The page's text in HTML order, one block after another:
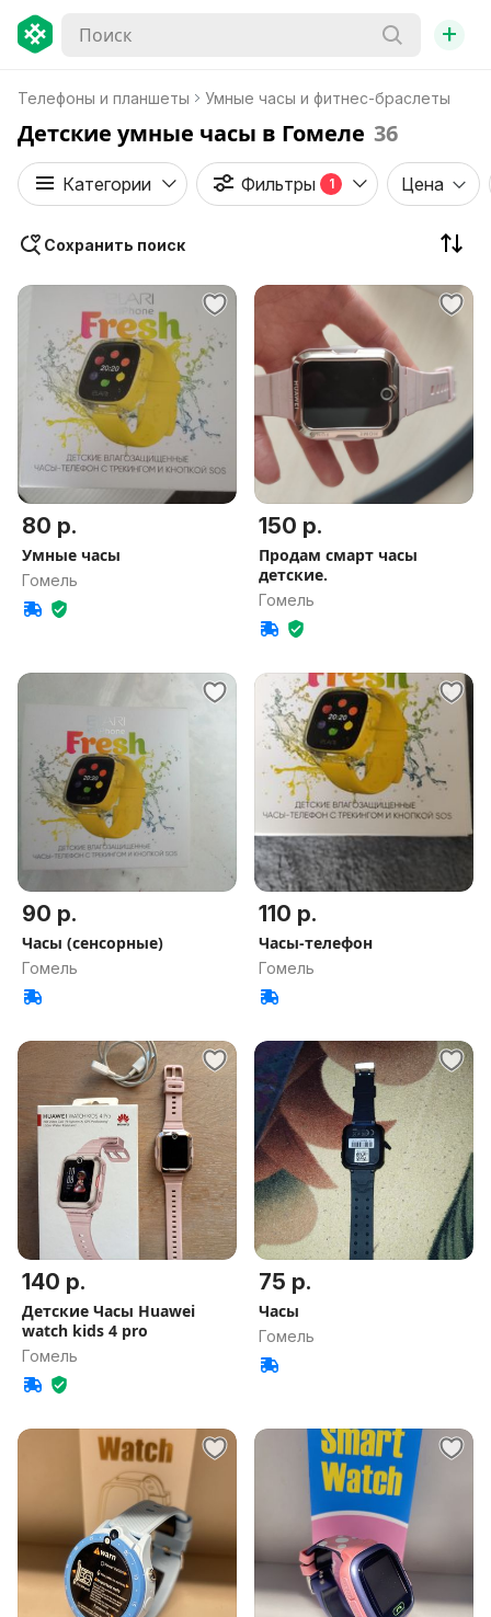
+
Телефоны и планшеты Умные часы и фитнес-браслеты
Детские умные часы в Гомеле 36
Категории Фильтры 1 Цена
Сохранить поиск
80 р.
Умные часы
Гомель
150 р.
Продам смарт часы
детские.
Гомель
90 р.
Часы (сенсорные)
Гомель
110 р.
Часы-телефон
Гомель
140 р.
Детские Часы Huawei
watch kids 4 pro
Гомель
75 р.
Часы
Гомель